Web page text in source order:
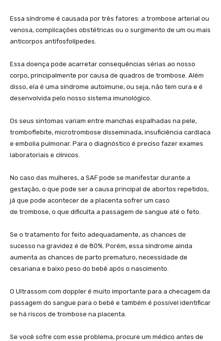
Essa síndrome é causada por três fatores: a trombose arterial ou
venosa, complicações obstétricas ou o surgimento de um ou mais
anticorpos antifosfolípedes.
Essa doença pode acarretar consequências sérias ao nosso
corpo, principalmente por causa de quadros de trombose. Além
disso, ela é uma síndrome autoimune, ou seja, não tem cura e é
desenvolvida pelo nosso sistema imunológico.
Os seus sintomas variam entre manchas espalhadas na pele,
tromboflebite, microtrombose disseminada, insuficiência cardíaca
e embolia pulmonar. Para o diagnóstico é preciso fazer exames
laboratoriais e clínicos.
No caso das mulheres, a SAF pode se manifestar durante a
gestação, o que pode ser a causa principal de abortos repetidos,
já que pode acontecer de a placenta sofrer um caso
de trombose, o que dificulta a passagem de sangue até o feto.
Se o tratamento for feito adequadamente, as chances de
sucesso na gravidez é de 80%. Porém, essa síndrome ainda
aumenta as chances de parto prematuro, necessidade de
cesariana e baixo peso do bebê após o nascimento.
O Ultrassom com doppler é muito importante para a checagem da
passagem do sangue para o bebê e também é possível identificar
se há riscos de trombose na placenta.
Se você sofre com esse problema, procure um médico antes de